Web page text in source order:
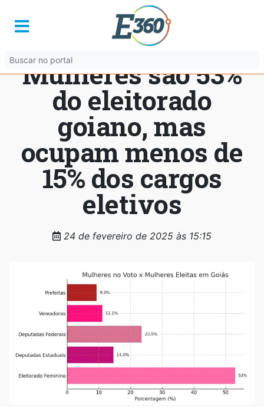
Dia do Voto
Feminino:
Mulheres são 53%
do eleitorado
goiano, mas
ocupam menos de
15% dos cargos
eletivos
24 de fevereiro de 2025 às 15:15